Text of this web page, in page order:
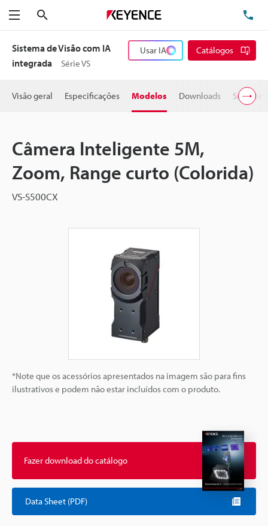
Menu
Sistema de Visão com IA
integrada
Série VS
Usar IA Catálogos
Visão geral Especificações Modelos Downloads Suporte
Câmera Inteligente 5M,
Zoom, Range curto (Colorida)
VS-S500CX
*Note que os acessórios apresentados na imagem são para fins
ilustrativos e podem não estar incluídos com o produto.
Fazer download do catálogo
Data Sheet (PDF)